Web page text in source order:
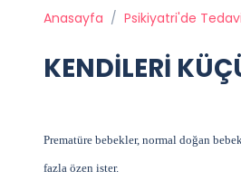
Anasayfa / Psikiyatri'de
KENDİLERİ
Prematüre bebekler, normal doğan
fazla özen ister.